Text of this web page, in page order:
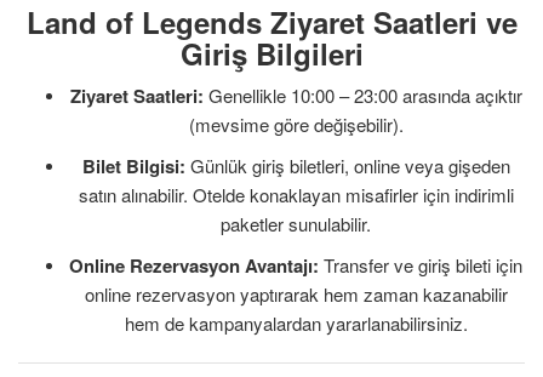
Land of Legends Ziyaret Saatleri ve
Giriş Bilgileri
Ziyaret Saatleri: Genellikle 10:00 – 23:00 arasında açıktır
(mevsime göre değişebilir).
Bilet Bilgisi: Günlük giriş biletleri, online veya gişeden
satın alınabilir. Otelde konaklayan misafirler için indirimli
paketler sunulabilir.
Online Rezervasyon Avantajı: Transfer ve giriş bileti için
online rezervasyon yaptırarak hem zaman kazanabilir
hem de kampanyalardan yararlanabilirsiniz.